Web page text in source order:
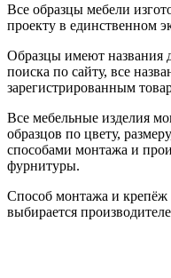
Все образцы мебели
проекту в единственном
Образцы имеют названия
поиска по сайту, все
зарегистрированным
Все мебельные изделия
образцов по цвету,
способами монтажа и
фурнитуры.
Способ монтажа и крепёж
выбирается